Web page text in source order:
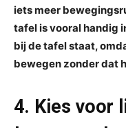
iets meer
tafel is vooral handig
bij de tafel staat,
bewegen zonder dat
4. Kies voor